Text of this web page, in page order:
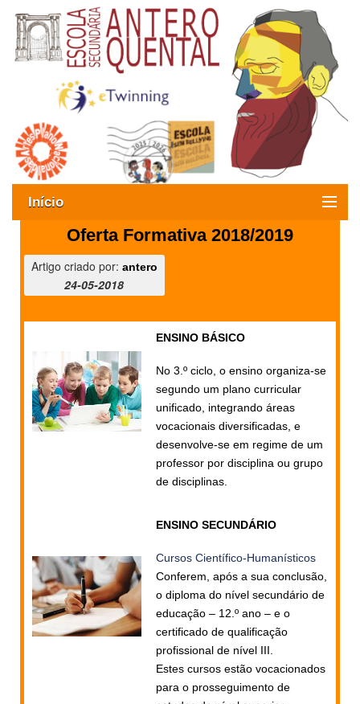
Início
Oferta formativa
SASE
Clubes Escolares
@parlamentodosjovens_esaq
@esaq.erasmus
@oficina.do.largo
@clube_robotica.esaq
Oferta Formativa 2018/2019
Artigo criado por: antero
24-05-2018
ENSINO BÁSICO
No 3.º ciclo, o ensino organiza-se
segundo um plano curricular
unificado, integrando áreas
vocacionais diversificadas, e
desenvolve-se em regime de um
professor por disciplina ou grupo
de disciplinas.
ENSINO SECUNDÁRIO
Cursos Científico-Humanísticos
Conferem, após a sua conclusão,
o diploma do nível secundário de
educação – 12.º ano – e o
certificado de qualificação
profissional de nível III.
Estes cursos estão vocacionados
para o prosseguimento de